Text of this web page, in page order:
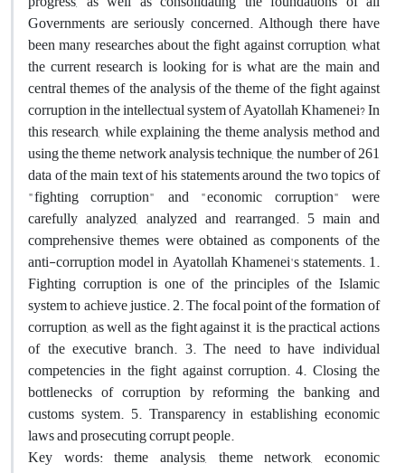
Governments are seriously concerned. Although there have
been many researches about the fight against corruption, what
the current research is looking for is what are the main and
central themes of the analysis of the theme of the fight against
corruption in the intellectual system of Ayatollah Khamenei? In
this research, while explaining the theme analysis method and
using the theme network analysis technique, the number of 261
data of the main text of his statements around the two topics of
"fighting corruption" and "economic corruption" were
carefully analyzed, analyzed and rearranged. 5 main and
comprehensive themes were obtained as components of the
anti-corruption model in Ayatollah Khamenei's statements. 1.
Fighting corruption is one of the principles of the Islamic
system to achieve justice. 2. The focal point of the formation of
corruption, as well as the fight against it, is the practical actions
of the executive branch. 3. The need to have individual
competencies in the fight against corruption. 4. Closing the
bottlenecks of corruption by reforming the banking and
customs system. 5. Transparency in establishing economic
laws and prosecuting corrupt people.
Key words: theme analysis, theme network, economic